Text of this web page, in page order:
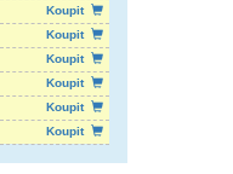
Koupit
Koupit
Koupit
Koupit
Koupit
Koupit